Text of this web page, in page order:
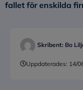
fallet för enskilda
Skribent: Bo
Uppdaterades: 14/